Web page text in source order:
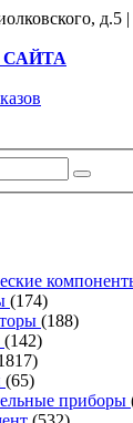
д.5 |
САЙТА
(174)
(188)
(142)
(65)
приборы